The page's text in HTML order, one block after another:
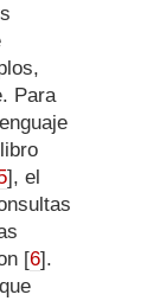
Para
], el
[6].